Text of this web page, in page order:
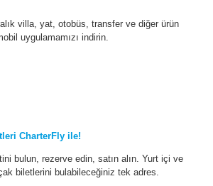
villa, yat, otobüs, transfer ve diğer ürün
uygulamamızı indirin.
CharterFly ile!
bulun, rezerve edin, satın alın. Yurt içi ve
biletlerini bulabileceğiniz tek adres.